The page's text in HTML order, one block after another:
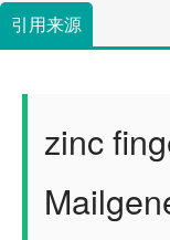
引用来源
zinc